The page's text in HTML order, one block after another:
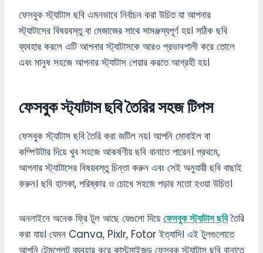
ফেসবুক স্ট্যাটাস ছবি এমনভাবে নির্বাচন করা উচিত যা আপনার
স্ট্যাটাসের বিষয়বস্তু বা মেজাজের সাথে সামঞ্জস্যপূর্ণ হয়। সঠিক ছবি
ব্যবহার করলে এটি আপনার স্ট্যাটাসকে আরও প্রভাবশালী করে তোলে
এবং মানুষ সহজে আপনার স্ট্যাটাস শেয়ার করতে আগ্রহী হয়।
ফেসবুক স্ট্যাটাস ছবি তৈরির সহজ টিপস
ফেসবুক স্ট্যাটাস ছবি তৈরি করা জটিল নয়। আপনি মোবাইল বা
কম্পিউটার দিয়ে খুব সহজে আকর্ষণীয় ছবি বানাতে পারেন। প্রথমে,
আপনার স্ট্যাটাসের বিষয়বস্তু চিন্তা করুন এবং সেই অনুযায়ী ছবি বাছাই
করুন। ছবি হালকা, পরিষ্কার ও চোখে সহজে পড়ার মতো হওয়া উচিত।
অনলাইনে অনেক ফ্রি টুল আছে যেগুলো দিয়েফেসবুক স্ট্যাটাস ছবিতৈরি
করা যায়। যেমন Canva, Pixlr, Fotor ইত্যাদি। এই টুলগুলোতে
আপনি টেমপ্লেট ব্যবহার করে কাস্টমাইজড ফেসবুক স্ট্যাটাস ছবি বানাতে